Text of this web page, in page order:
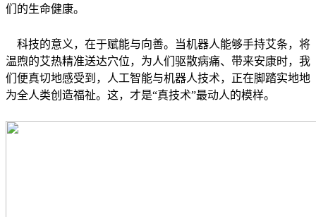
们的生命健康。
科技的意义，在于赋能与向善。当机器人能够手持艾条，将
温煦的艾热精准送达穴位，为人们驱散病痛、带来安康时，我
们便真切地感受到，人工智能与机器人技术，正在脚踏实地地
为全人类创造福祉。这，才是“真技术”最动人的模样。